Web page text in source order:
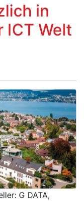
in
ICT Welt
G DATA,